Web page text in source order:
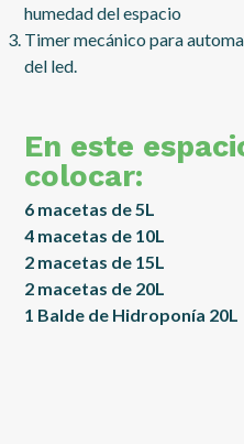
humedad del espacio
Timer mecánico para
del led.
En este
colocar:
6 macetas de 5L
4 macetas de 10L
2 macetas de 15L
2 macetas de 20L
1 Balde de Hidroponía 20L